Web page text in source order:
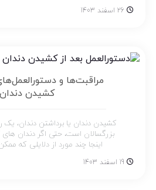
26 اسفند 1403
مراقبت‌ها و
کشیدن دندان
کشیدن دندان یا برداشتن دندان، یک
بزرگسالان است، حتی اگر دندان های
اینجا چند مورد از دلایلی که
19 اسفند 1403